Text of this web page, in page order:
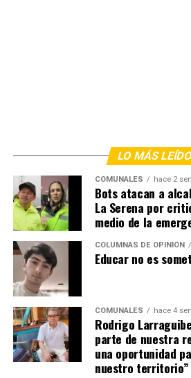
LO MÁS
COMUNALES hace 2
Bots atacan a
La Serena por
medio de la
COLUMNAS DE OPINIÓN
Educar no es
COMUNALES hace 4
Rodrigo
parte de nuestra
una oportunidad
nuestro territorio”